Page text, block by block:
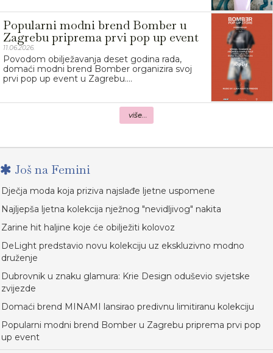
Popularni modni brend Bomber u
Zagrebu priprema prvi pop up event
11.06.2026.
Povodom obilježavanja deset godina rada,
domaći modni brend Bomber organizira svoj
prvi pop up event u Zagrebu....
više...
Još na Femini
Dječja moda koja priziva najslađe ljetne uspomene
Najljepša ljetna kolekcija nježnog "nevidljivog" nakita
Zarine hit haljine koje će obilježiti kolovoz
DeLight predstavio novu kolekciju uz ekskluzivno modno
druženje
Dubrovnik u znaku glamura: Krie Design oduševio svjetske
zvijezde
Domaći brend MINAMI lansirao predivnu limitiranu kolekciju
Popularni modni brend Bomber u Zagrebu priprema prvi pop
up event